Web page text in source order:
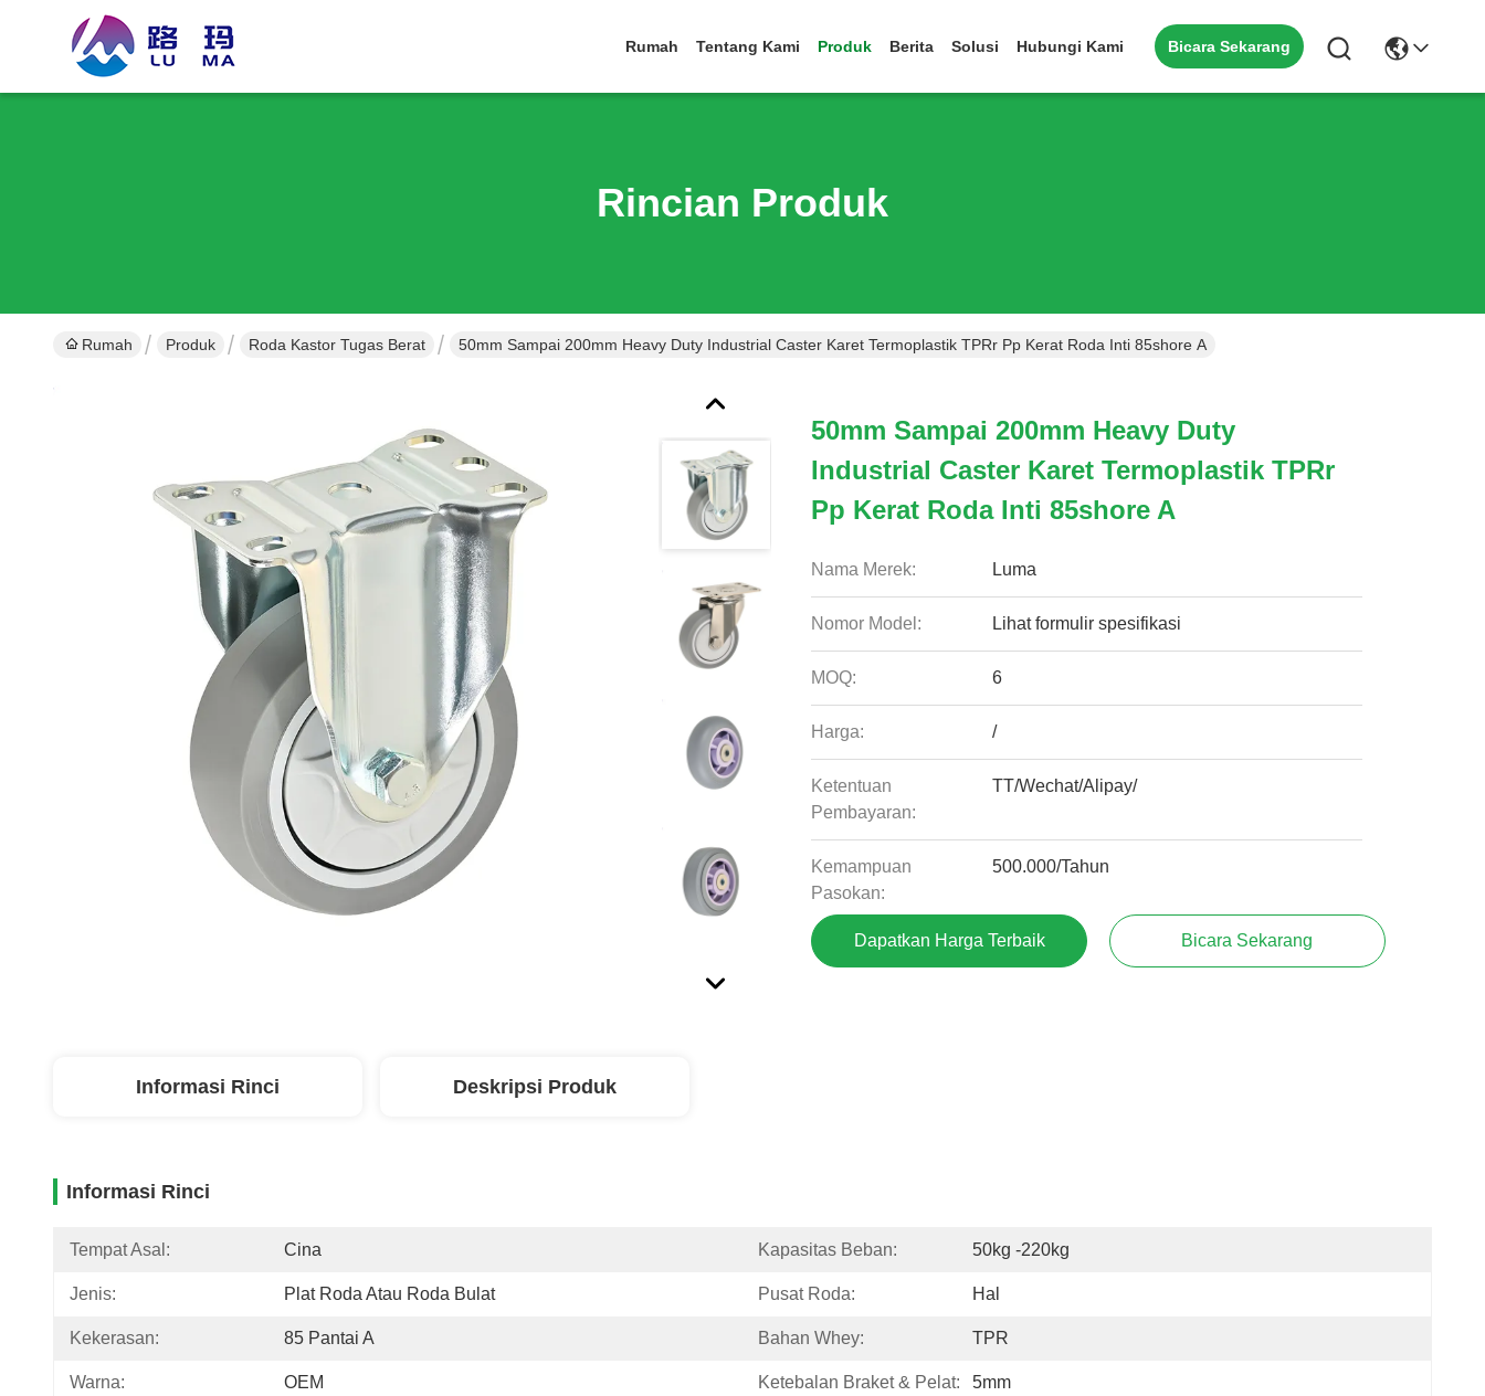
Rumah Tentang Kami Produk Berita Solusi Hubungi Kami Bicara Sekarang
Rincian Produk
Rumah Produk Roda Kastor Tugas Berat 50mm Sampai 200mm Heavy Duty Industrial Caster Karet Termoplastik TPRr Pp Kerat Roda Inti 85shore A
50mm Sampai 200mm Heavy Duty
Industrial Caster Karet Termoplastik TPRr
Pp Kerat Roda Inti 85shore A
Nama Merek: Luma
Nomor Model: Lihat formulir spesifikasi
MOQ: 6
Harga: /
Ketentuan
Pembayaran:
TT/Wechat/Alipay/
Kemampuan
Pasokan:
500.000/Tahun
Dapatkan Harga Terbaik Bicara Sekarang
Informasi Rinci Deskripsi Produk
Informasi Rinci
Tempat Asal: Cina Kapasitas Beban: 50kg -220kg
Jenis: Plat Roda Atau Roda Bulat Pusat Roda: Hal
Kekerasan: 85 Pantai A Bahan Whey: TPR
Warna: OEM Ketebalan Braket & Pelat: 5mm